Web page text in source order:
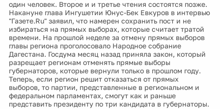
один человек. Второе и и третье чтения состоятся позже.
Накануне глава Ингушетии Юнус-Бек Евкуров в интервью
"Газете.Ru" заявил, что намерен сохранить пост и не
избираться на прямых выборах, которые считает тратой
времени. На прошлой неделе за отмену прямых выборов
главы региона проголосовало Народное собрание
Дагестана. Госдума месяц назад приняла закон, который
разрещает регионам отменять прямые выборы
губернаторов, которые вернули только в прошлом году.
Теперь, если регион решит отказаться от прямых
выборов, то партии, представленные в региональном и
федеральном парламентах, смогут как и раньше
представить президенту по три кандидата в губернаторы.